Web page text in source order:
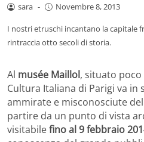
sara - Novembre 8, 2013
I nostri etruschi incantano la capitale
rintraccia otto secoli di storia.
Al musée Maillol, situato
Cultura Italiana di Parigi va in
ammirate e misconosciute
partire da un punto di vista
visitabilefino al 9 febbraio